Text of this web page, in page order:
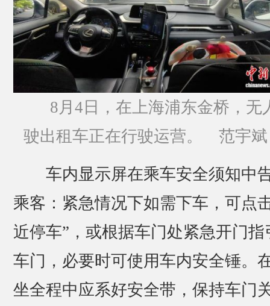
8月4日，在上海浦东金桥，无
驶出租车正在行驶运营。 范宇斌
车内显示屏在乘车安全须知中
乘客：紧急情况下如需下车，可点
近停车”，或根据车门处紧急开门指
车门，必要时可使用车内安全锤。
坐全程中应系好安全带，保持车门